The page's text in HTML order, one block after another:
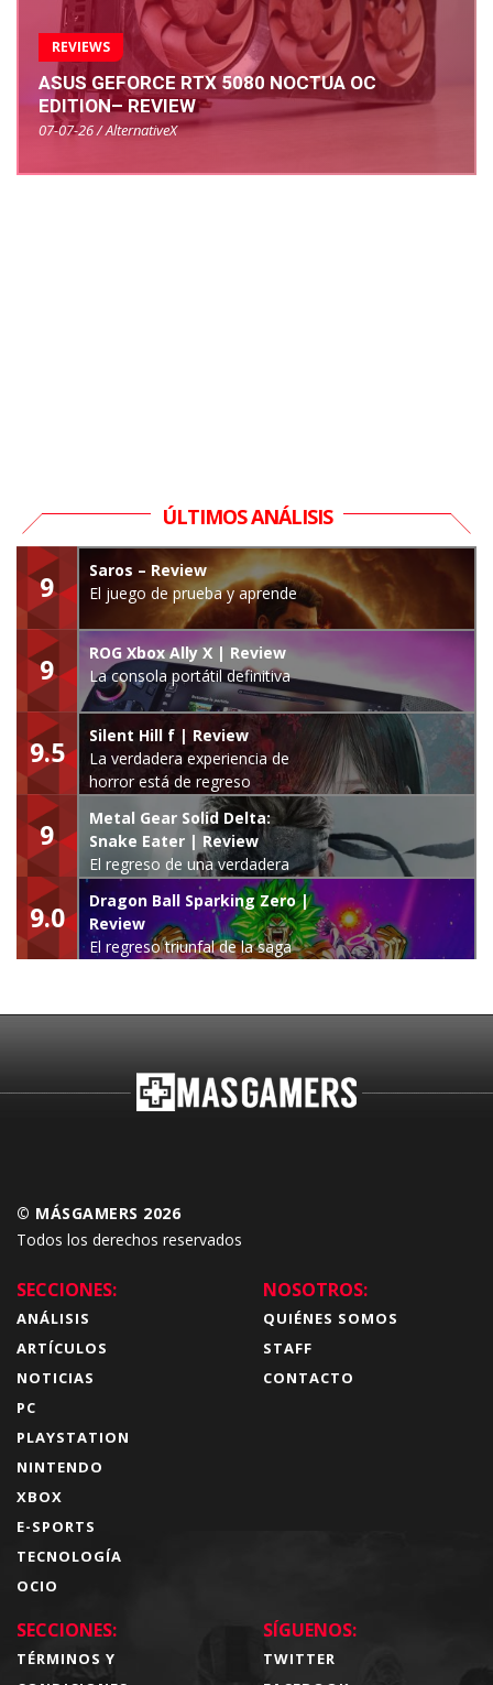
REVIEWS
ASUS GEFORCE RTX 5080 NOCTUA OC
EDITION– REVIEW
07-07-26 / AlternativeX
ÚLTIMOS ANÁLISIS
9
Saros – Review
El juego de prueba y aprende
9
ROG Xbox Ally X | Review
La consola portátil definitiva
9.5
Silent Hill f | Review
La verdadera experiencia de
horror está de regreso
9
Metal Gear Solid Delta:
Snake Eater | Review
El regreso de una verdadera
leyenda
9.0
Dragon Ball Sparking Zero |
Review
El regreso triunfal de la saga
© MÁSGAMERS 2026
Todos los derechos reservados
SECCIONES:
ANÁLISIS
ARTÍCULOS
NOTICIAS
PC
PLAYSTATION
NINTENDO
XBOX
E-SPORTS
TECNOLOGÍA
OCIO
NOSOTROS:
QUIÉNES SOMOS
STAFF
CONTACTO
SECCIONES:
TÉRMINOS Y
SÍGUENOS:
TWITTER